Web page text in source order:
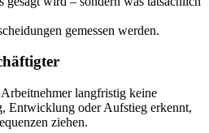
gemessen werden.
langfristig keine
Entwicklung oder Aufstieg erkennt,
ziehen.